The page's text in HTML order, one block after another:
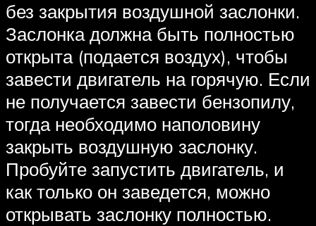
без закрытия воздушной заслонки.
Заслонка должна быть полностью
открыта (подается воздух), чтобы
завести двигатель на горячую. Если
не получается завести бензопилу,
тогда необходимо наполовину
закрыть воздушную заслонку.
Пробуйте запустить двигатель, и
как только он заведется, можно
открывать заслонку полностью.